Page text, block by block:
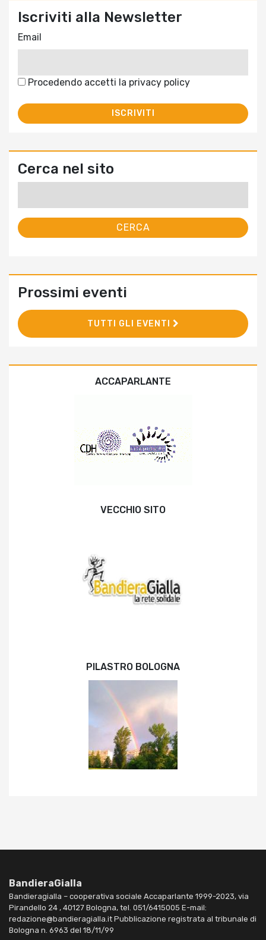
Iscriviti alla Newsletter
Email
Procedendo accetti la privacy policy
Cerca nel sito
Prossimi eventi
TUTTI GLI EVENTI
ACCAPARLANTE
VECCHIO SITO
PILASTRO BOLOGNA
BandieraGialla
Bandieragialla – cooperativa sociale Accaparlante 1999-2023, via
Pirandello 24 , 40127 Bologna, tel. 051/6415005 E-mail:
redazione@bandieragialla.it Pubblicazione registrata al tribunale di
Bologna n. 6963 del 18/11/99